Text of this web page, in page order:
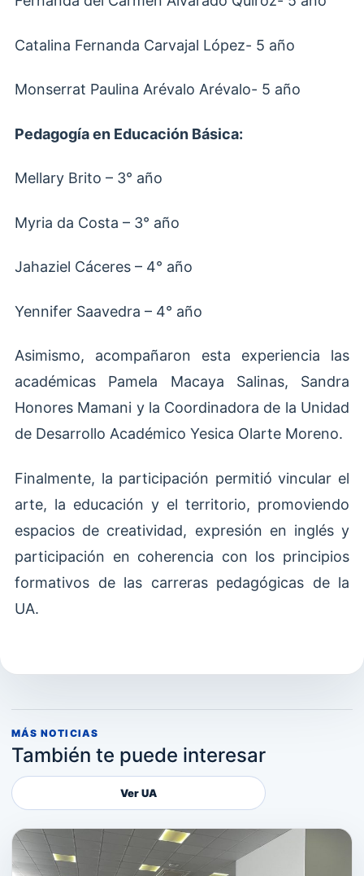
Catalina Fernanda Carvajal López- 5 año
Monserrat Paulina Arévalo Arévalo- 5 año
Pedagogía en Educación Básica:
Mellary Brito – 3° año
Myria da Costa – 3° año
Jahaziel Cáceres – 4° año
Yennifer Saavedra – 4° año
Asimismo, acompañaron esta experiencia las
académicas Pamela Macaya Salinas, Sandra
Honores Mamani y la Coordinadora de la Unidad
de Desarrollo Académico Yesica Olarte Moreno.
Finalmente, la participación permitió vincular el
arte, la educación y el territorio, promoviendo
espacios de creatividad, expresión en inglés y
participación en coherencia con los principios
formativos de las carreras pedagógicas de la
UA.
MÁS NOTICIAS
También te puede interesar
Ver UA